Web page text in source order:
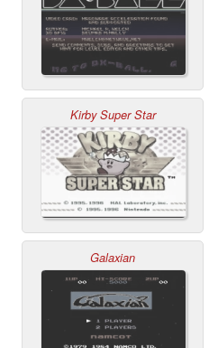
Kirby Super Star
Galaxian